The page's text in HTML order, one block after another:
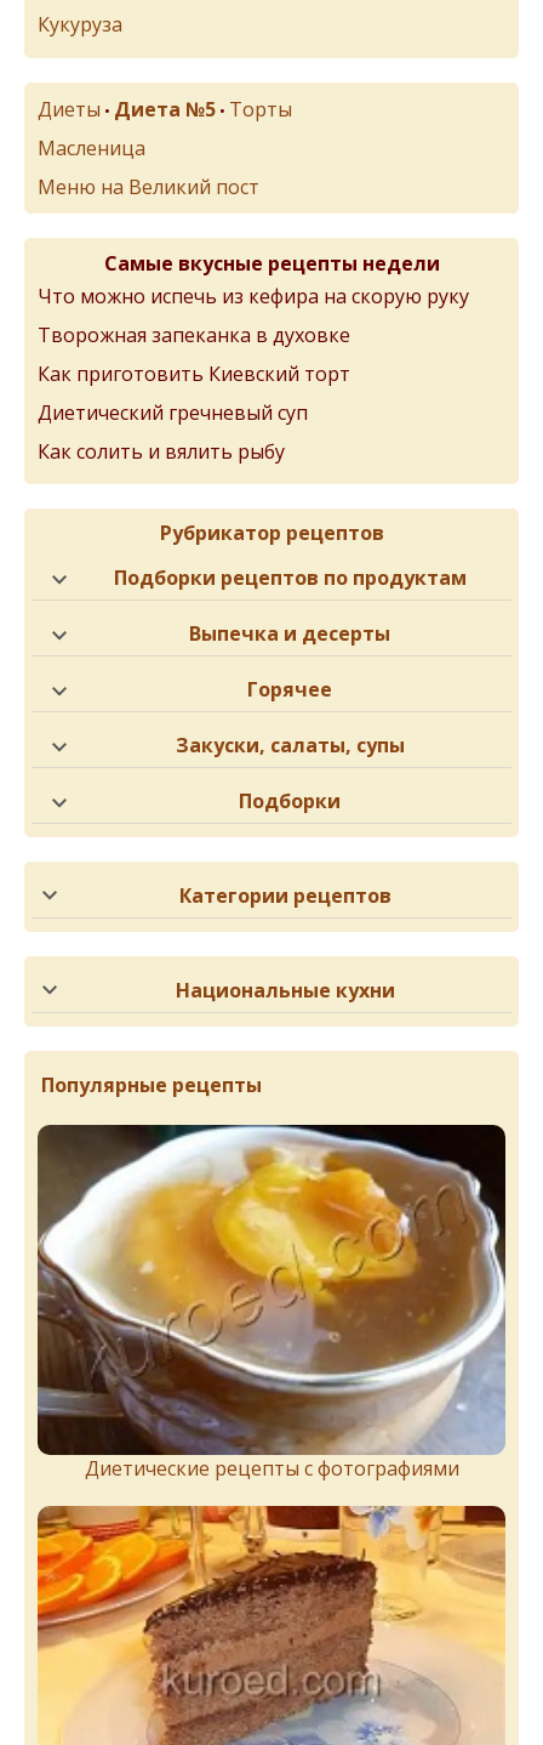
Кукуруза
Диеты • Диета №5 • Торты
Масленица
Меню на Великий пост
Самые вкусные рецепты недели
Что можно испечь из кефира на скорую руку
Творожная запеканка в духовке
Как приготовить Киевский торт
Диетический гречневый суп
Как солить и вялить рыбу
Рубрикатор рецептов
Подборки рецептов по продуктам
Выпечка и десерты
Горячее
Закуски, салаты, супы
Подборки
Категории рецептов
Национальные кухни
Популярные рецепты
Диетические рецепты с фотографиями